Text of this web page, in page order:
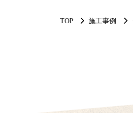
TOP 施工事例